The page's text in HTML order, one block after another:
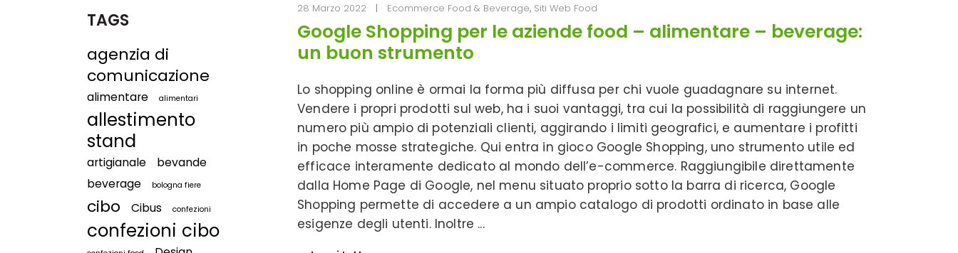
28 Marzo 2022 Ecommerce Food & Beverage, Siti Web Food
Google Shopping per le aziende food – alimentare – beverage:
un buon strumento
Lo shopping online è ormai la forma più diffusa per chi vuole guadagnare su internet.
Vendere i propri prodotti sul web, ha i suoi vantaggi, tra cui la possibilità di raggiungere un
numero più ampio di potenziali clienti, aggirando i limiti geografici, e aumentare i profitti
in poche mosse strategiche. Qui entra in gioco Google Shopping, uno strumento utile ed
efficace interamente dedicato al mondo dell’e-commerce. Raggiungibile direttamente
dalla Home Page di Google, nel menu situato proprio sotto la barra di ricerca, Google
Shopping permette di accedere a un ampio catalogo di prodotti ordinato in base alle
esigenze degli utenti. Inoltre
TAGS
agenzia di
comunicazione
alimentare alimentari
allestimento
stand
artigianale
bevande
beverage
bologna fiere
cibo Cibus confezioni
confezioni cibo